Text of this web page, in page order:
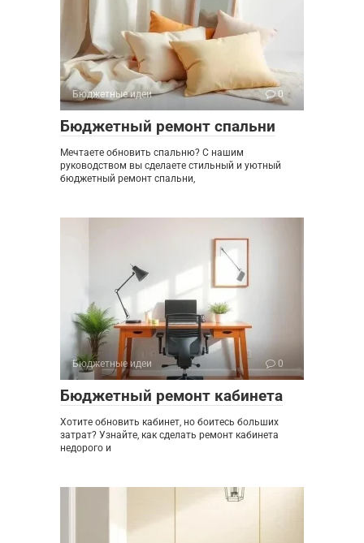
Бюджетные идеи 0
Бюджетный ремонт спальни
Мечтаете обновить спальню? С нашим
руководством вы сделаете стильный и уютный
бюджетный ремонт спальни,
Бюджетные идеи 0
Бюджетный ремонт кабинета
Хотите обновить кабинет, но боитесь больших
затрат? Узнайте, как сделать ремонт кабинета
недорого и